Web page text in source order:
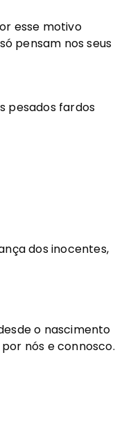
esse motivo
pensam nos seus
pesados fardos
dos inocentes,
o nascimento
nós e connosco.